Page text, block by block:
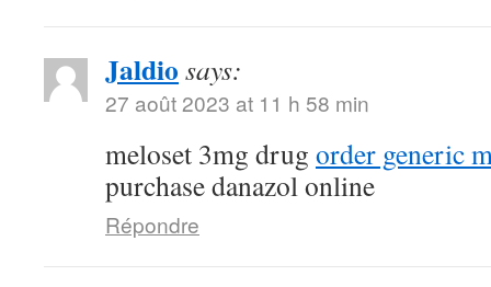
Jaldio says:
27 août 2023 at 11 h 58 min
meloset 3mg drug order generic
purchase danazol online
Répondre